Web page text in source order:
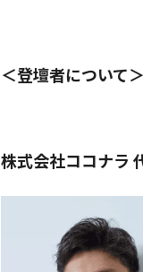
＜登壇者について＞
株式会社ココナラ